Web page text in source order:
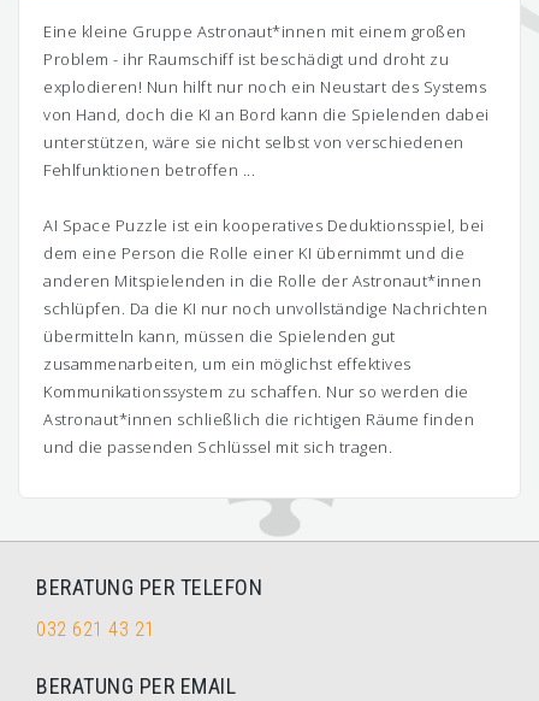
Eine kleine Gruppe Astronaut*innen mit einem großen
Problem - ihr Raumschiff ist beschädigt und droht zu
explodieren! Nun hilft nur noch ein Neustart des Systems
von Hand, doch die KI an Bord kann die Spielenden dabei
unterstützen, wäre sie nicht selbst von verschiedenen
Fehlfunktionen betroffen ...
AI Space Puzzle ist ein kooperatives Deduktionsspiel, bei
dem eine Person die Rolle einer KI übernimmt und die
anderen Mitspielenden in die Rolle der Astronaut*innen
schlüpfen. Da die KI nur noch unvollständige Nachrichten
übermitteln kann, müssen die Spielenden gut
zusammenarbeiten, um ein möglichst effektives
Kommunikationssystem zu schaffen. Nur so werden die
Astronaut*innen schließlich die richtigen Räume finden
und die passenden Schlüssel mit sich tragen.
BERATUNG PER TELEFON
032 621 43 21
BERATUNG PER EMAIL